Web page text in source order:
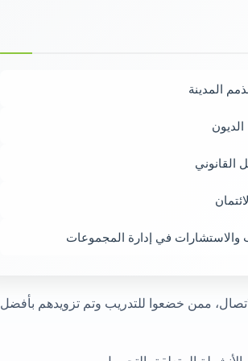
المدينة
القانوني
والاستشارات في إدارة المجموعات
ممن خضعوا للتدريب وتم تزويدهم بأفضل